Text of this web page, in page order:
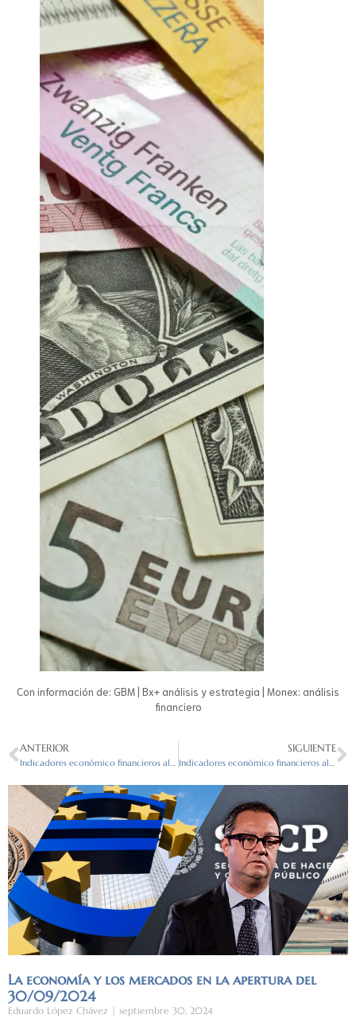
Con información de: GBM | Bx+ análisis y estrategia | Monex: análisis
financiero
ANTERIOR
Indicadores económico financieros al cierre (8/08/2022)
SIGUIENTE
Indicadores económico financieros al cierre (9/08/2022)
La economía y los mercados en la apertura del
30/09/2024
Eduardo López Chávez septiembre 30, 2024